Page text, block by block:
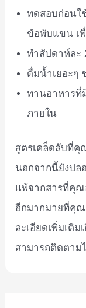
ทดสอบก่อนใ
ข้อพับแขน เ
ทำสัปดาห์ละ
ดื่มน้ำเยอะๆ
ทานอาหารที่
ภายใน
สูตรเคล็ดลับที่คุ
นอกจากนี้ยังปล
แพ้จากสารที่คุณ
อีกมากมายที่คุณ
ละเอียดเพิ่มเติม
สามารถติดตาม